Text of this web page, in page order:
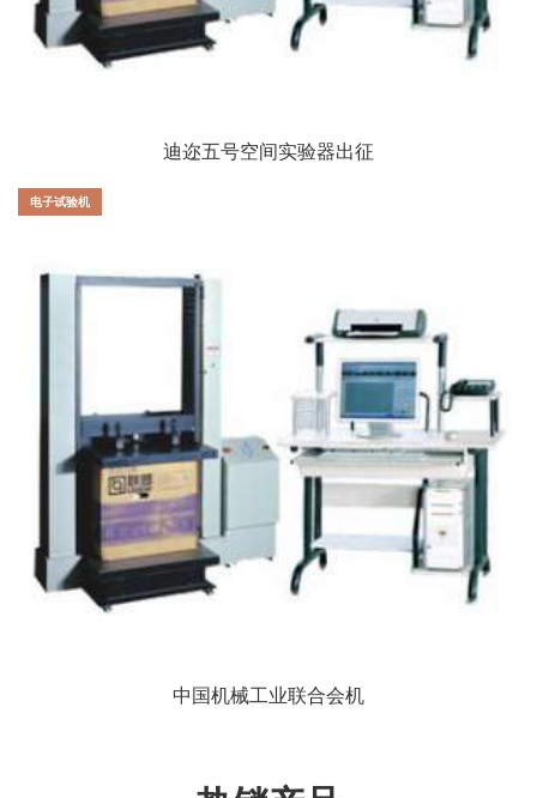
迪迩五号空间实验器出征
电子试验机
中国机械工业联合会机